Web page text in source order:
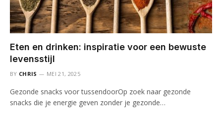
Eten en drinken: inspiratie voor een bewuste
levensstijl
BY CHRIS MEI 21, 2025
Gezonde snacks voor tussendoorOp zoek naar gezonde
snacks die je energie geven zonder je gezonde…